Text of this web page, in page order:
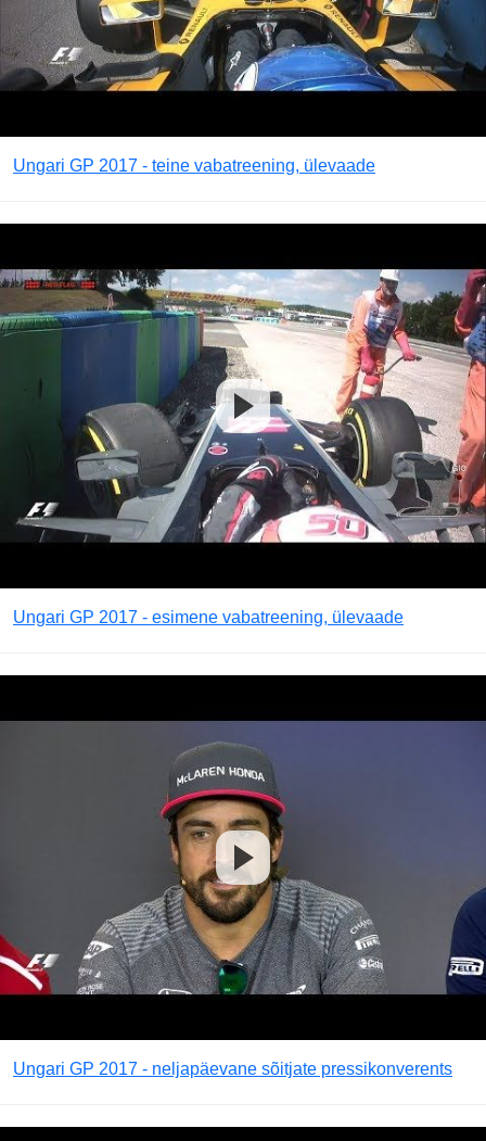
Ungari GP 2017 - teine vabatreening, ülevaade
Ungari GP 2017 - esimene vabatreening, ülevaade
Ungari GP 2017 - neljapäevane sõitjate pressikonverents